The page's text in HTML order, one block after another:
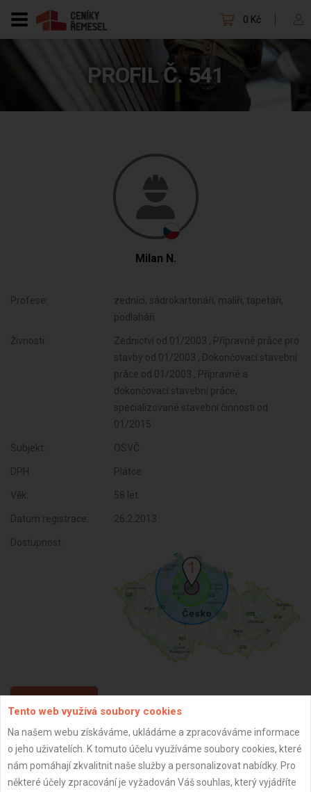
0 Kč
PROFIL Č. 541
Milan N.
Profese:
zedníci, sádrokartonáři, malíři, tapetáři,
podlaháři
Živnosti:
Zednictví od 01/2003 , Přípravné práce pro
stavby od 01/2003 , Dokončovací stavební
práce od 01/2003 , Přípravné a
dokončovací stavební práce,
specializované stavební činnosti od
01/2015
Subjekt: OSVČ
DPH: Plátce
Věk: 58 let
Datum registrace: 26.2.2013
Dostupnost:
ZPĚT
Aktualizováno z portálu ARES dne 01.12.2025 14:00:02
Tento web využívá soubory cookies
Na našem webu získáváme, ukládáme a zpracováváme informace
o jeho uživatelích. K tomuto účelu využíváme soubory cookies, které
nám pomáhají zkvalitnit naše služby a personalizovat nabídky. Pro
některé účely zpracování je vyžadován Váš souhlas, který vyjádříte